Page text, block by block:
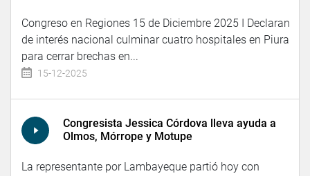
Congreso en Regiones 15 de Diciembre 2025 I Declaran
de interés nacional culminar cuatro hospitales en Piura
para cerrar brechas en...
15-12-2025
Congresista Jessica Córdova lleva ayuda a
Olmos, Mórrope y Motupe
La representante por Lambayeque partió hoy con